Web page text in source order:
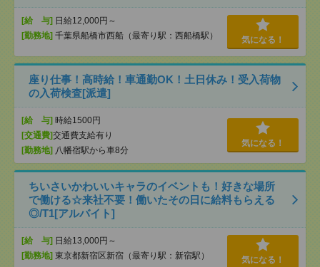
[給 与] 日給12,000円～
[勤務地] 千葉県船橋市西船（最寄り駅：西船橋駅） 気になる！
座り仕事！高時給！車通勤OK！土日休み！受入荷物
の入荷検査[派遣]
[給 与] 時給1500円
[交通費]交通費支給有り
[勤務地] 八幡宿駅から車8分
気になる！
ちいさいかわいいキャラのイベントも！好きな場所
で働ける☆来社不要！働いたその日に給料もらえる
◎/T1[アルバイト]
[給 与] 日給13,000円～
[勤務地] 東京都新宿区新宿（最寄り駅：新宿駅） 気になる！